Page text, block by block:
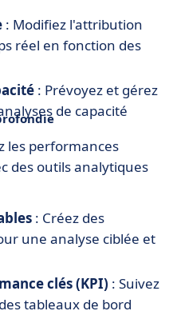
: Modifiez l'attribution
réel en fonction des
: Prévoyez et gérez
de capacité
les performances
des outils analytiques
: Créez des
une analyse ciblée et
clés (KPI) : Suivez
tableaux de bord